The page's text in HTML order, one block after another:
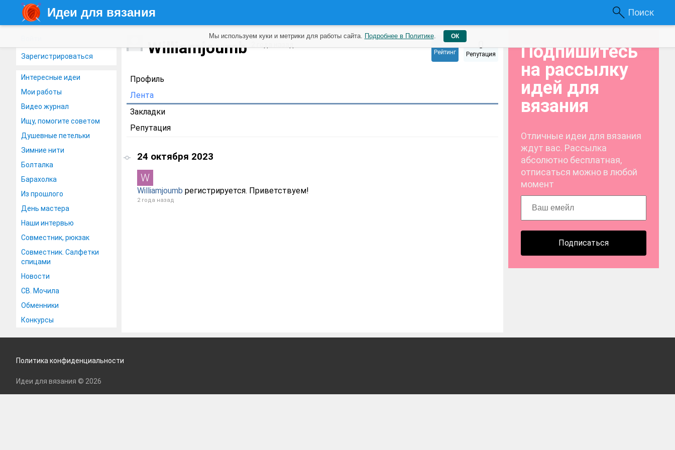
Идеи для вязания Поиск
Зарегистрироваться
Интересные идеи
Мои работы
Видео журнал
Ищу, помогите советом
Душевные петельки
Зимние нити
Болталка
Барахолка
Из прошлого
День мастера
Наши интервью
Совместник, рюкзак
Совместник. Салфетки
спицами
Новости
СВ. Мочила
Обменники
Конкурсы
Williamjoumb 0
Рейтинг
0
Репутация
Профиль
Лента
Закладки
Репутация
24 октября 2023
Williamjoumb регистрируется. Приветствуем!
2 года назад
Подпишитесь
на рассылку
идей для
вязания
Отличные идеи для вязания
ждут вас. Рассылка
абсолютно бесплатная,
отписаться можно в любой
момент
Подписаться
Мы используем куки и метрики для работы сайта. Подробнее в Политике. ОК
Политика конфиденциальности
Идеи для вязания © 2026